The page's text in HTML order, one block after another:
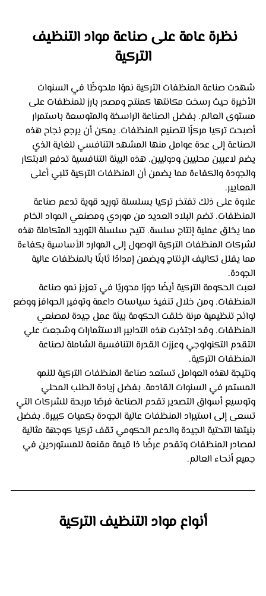
نظرة عامة على صناعة مواد التنظيف
التركية
شهدت صناعة المنظفات التركية نموًا ملحوظًا في السنوات
الأخيرة حيث رسخت مكانتها كمنتج ومصدر بارز للمنظفات على
مستوى العالم. بفضل الصناعة الراسخة والمتوسعة باستمرار
أصبحت تركيا مركزًا لتصنيع المنظفات. يمكن أن يرجع نجاح هذه
الصناعة إلى عدة عوامل منها المشهد التنافسي للغاية الذي
يضم لاعبين محليين ودوليين. هذه البيئة التنافسية تدفع الابتكار
والجودة والكفاءة مما يضمن أن المنظفات التركية تلبي أعلى
المعايير.
علاوة على ذلك تفتخر تركيا بسلسلة توريد قوية تدعم صناعة
المنظفات. تضم البلاد العديد من موردي ومصنعي المواد الخام
مما يخلق عملية إنتاج سلسة. تتيح سلسلة التوريد المتكاملة هذه
لشركات المنظفات التركية الوصول إلى الموارد الأساسية بكفاءة
مما يقلل تكاليف الإنتاج ويضمن إمدادًا ثابتًا بالمنظفات عالية
الجودة.
لعبت الحكومة التركية أيضًا دورًا محوريًا في تعزيز نمو صناعة
المنظفات. ومن خلال تنفيذ سياسات داعمة وتوفير الحوافز ووضع
لوائح تنظيمية مرنة خلقت الحكومة بيئة عمل جيدة لمصنعي
المنظفات. وقد اجتذبت هذه التدابير الاستثمارات وشجعت علي
التقدم التكنولوجي وعززت القدرة التنافسية الشاملة لصناعة
المنظفات التركية.
ونتيجة لهذه العوامل تستعد صناعة المنظفات التركية للنمو
المستمر في السنوات القادمة. بفضل زيادة الطلب المحلي
وتوسيع أسواق التصدير تقدم الصناعة فرصًا مربحة للشركات التي
تسعى إلى استيراد المنظفات عالية الجودة بكميات كبيرة. بفضل
بنيتها التحتية الجيدة والدعم الحكومي تقف تركيا كوجهة مثالية
لمصادر المنظفات وتقدم عرضًا ذا قيمة مقنعة للمستوردين في
جميع أنحاء العالم.
أنواع مواد التنظيف التركية